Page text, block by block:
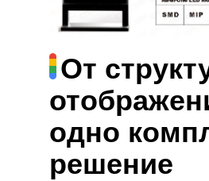
От
одно
решение